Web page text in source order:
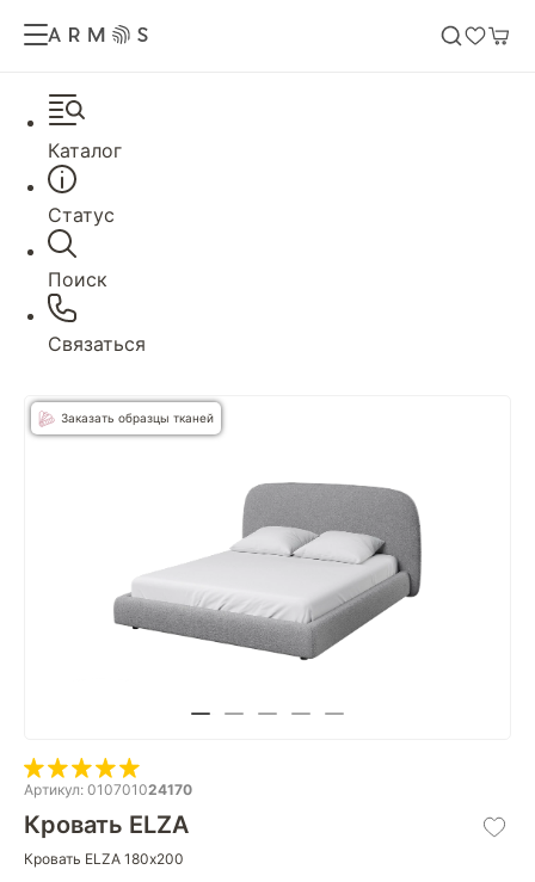
Каталог
Статус
Поиск
Связаться
Заказать образцы тканей
Артикул: 010701024170
Кровать ELZA
Кровать ELZA 180х200